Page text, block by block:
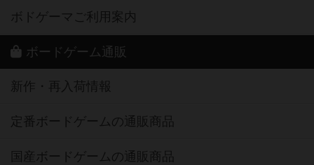
ボドゲーマご利用案内
ボードゲーム通販
新作・再入荷情報
定番ボードゲームの通販商品
国産ボードゲームの通販商品